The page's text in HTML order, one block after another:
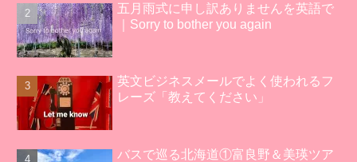
五月雨式に申し訳ありませんを英語で
｜Sorry to bother you again
英文ビジネスメールでよく使われるフ
レーズ「教えてください」
バスで巡る北海道①富良野＆美瑛ツア